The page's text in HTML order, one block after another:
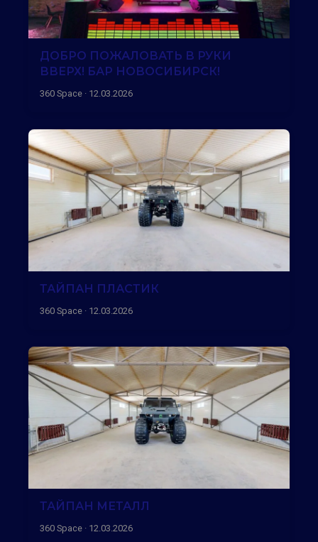
ДОБРО ПОЖАЛОВАТЬ В РУКИ
ВВЕРХ! БАР НОВОСИБИРСК!
360 Space · 12.03.2026
ТАЙПАН ПЛАСТИК
360 Space · 12.03.2026
ТАЙПАН МЕТАЛЛ
360 Space · 12.03.2026